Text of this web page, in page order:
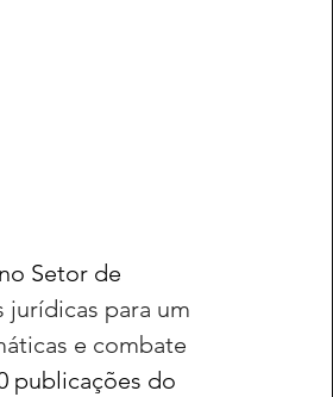
Setor de
jurídicas para um
e combate
publicações do